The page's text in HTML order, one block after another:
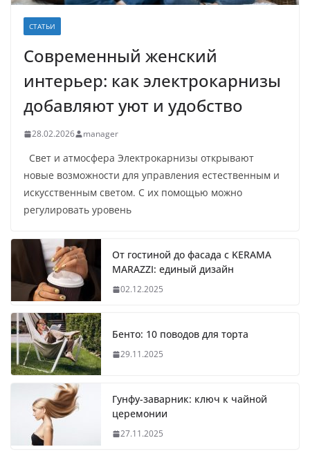
СТАТЬИ
Современный женский
интерьер: как электрокарнизы
добавляют уют и удобство
28.02.2026 manager
Свет и атмосфера Электрокарнизы открывают
новые возможности для управления естественным и
искусственным светом. С их помощью можно
регулировать уровень
От гостиной до фасада с KERAMA
MARAZZI: единый дизайн
02.12.2025
Бенто: 10 поводов для торта
29.11.2025
Гунфу-заварник: ключ к чайной
церемонии
27.11.2025